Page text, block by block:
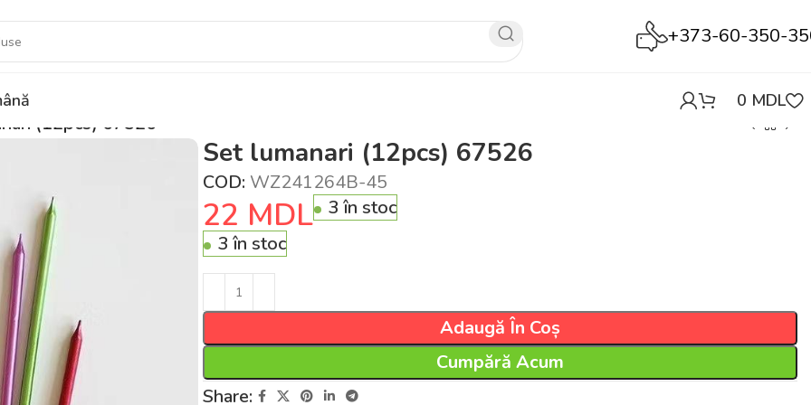
+373-60-350-
0 MDL
(12pcs) 67526
Set lumanari (12pcs) 67526
COD: WZ241264B-45
22 MDL
3 în stoc
3 în stoc
Adaugă În Coș
Cumpără Acum
Share: